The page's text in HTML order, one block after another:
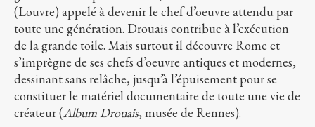
(Louvre) appelé à devenir le chef d’oeuvre attendu par
toute une génération. Drouais contribue à l’exécution
de la grande toile. Mais surtout il découvre Rome et
s’imprègne de ses chefs d’oeuvre antiques et modernes,
dessinant sans relâche, jusqu’à l’épuisement pour se
constituer le matériel documentaire de toute une vie de
créateur (Album Drouais, musée de Rennes).